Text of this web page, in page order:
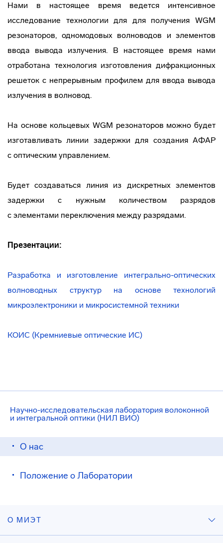
Научно-исследовательская лаборатория волоконной
и интегральной оптики (НИЛ ВИО)
О нас
Положение о Лаборатории
Нами в настоящее время ведется интенсивное
исследование технологии для для получения WGM
резонаторов, одномодовых волноводов и элементов
ввода вывода излучения. В настоящее время нами
отработана технология изготовления дифракционных
решеток с непрерывным профилем для ввода вывода
излучения в волновод.
На основе кольцевых WGM резонаторов можно будет
изготавливать линии задержки для создания АФАР
с оптическим управлением.
Будет создаваться линия из дискретных элементов
задержки с нужным количеством разрядов
с элементами переключения между разрядами.
Презентации:
Разработка и изготовление интегрально-оптических
волноводных структур на основе технологий
микроэлектроники и микросистемной техники
КОИС (Кремниевые оптические ИС)
О МИЭТ